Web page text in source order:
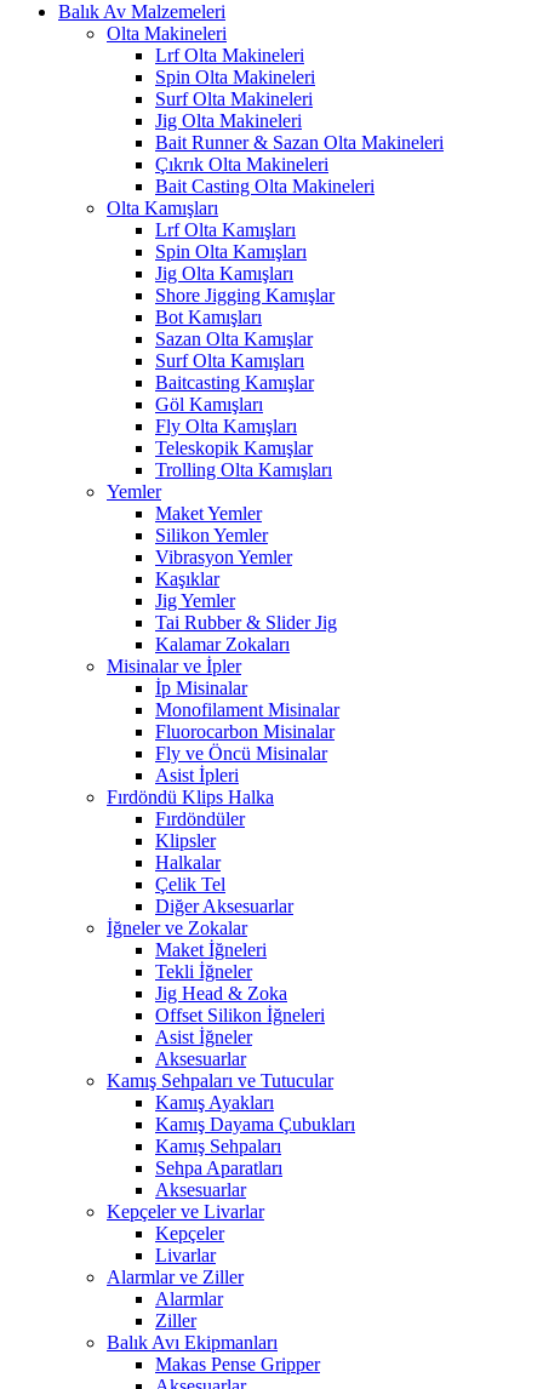
Balık Av Malzemeleri
Olta Makineleri
Lrf Olta Makineleri
Spin Olta Makineleri
Surf Olta Makineleri
Jig Olta Makineleri
Bait Runner & Sazan Olta Makineleri
Çıkrık Olta Makineleri
Bait Casting Olta Makineleri
Olta Kamışları
Lrf Olta Kamışları
Spin Olta Kamışları
Jig Olta Kamışları
Shore Jigging Kamışlar
Bot Kamışları
Sazan Olta Kamışlar
Surf Olta Kamışları
Baitcasting Kamışlar
Göl Kamışları
Fly Olta Kamışları
Teleskopik Kamışlar
Trolling Olta Kamışları
Yemler
Maket Yemler
Silikon Yemler
Vibrasyon Yemler
Kaşıklar
Jig Yemler
Tai Rubber & Slider Jig
Kalamar Zokaları
Misinalar ve İpler
İp Misinalar
Monofilament Misinalar
Fluorocarbon Misinalar
Fly ve Öncü Misinalar
Asist İpleri
Fırdöndü Klips Halka
Fırdöndüler
Klipsler
Halkalar
Çelik Tel
Diğer Aksesuarlar
İğneler ve Zokalar
Maket İğneleri
Tekli İğneler
Jig Head & Zoka
Offset Silikon İğneleri
Asist İğneler
Aksesuarlar
Kamış Sehpaları ve Tutucular
Kamış Ayakları
Kamış Dayama Çubukları
Kamış Sehpaları
Sehpa Aparatları
Aksesuarlar
Kepçeler ve Livarlar
Kepçeler
Livarlar
Alarmlar ve Ziller
Alarmlar
Ziller
Balık Avı Ekipmanları
Makas Pense Gripper